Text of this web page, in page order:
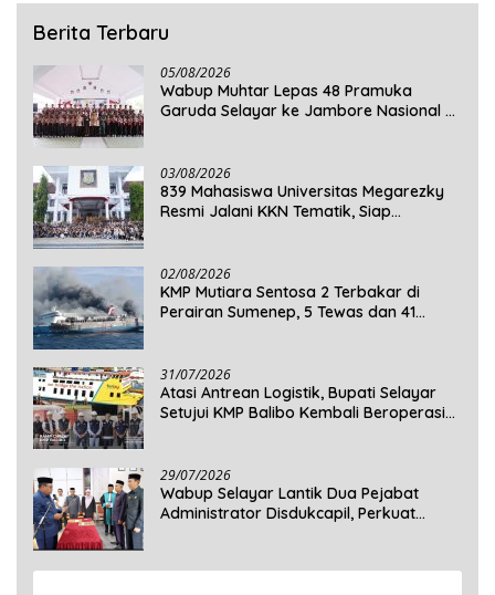
Berita Terbaru
05/08/2026
Wabup Muhtar Lepas 48 Pramuka
Garuda Selayar ke Jambore Nasional XII
03/08/2026
839 Mahasiswa Universitas Megarezky
Resmi Jalani KKN Tematik, Siap
02/08/2026
KMP Mutiara Sentosa 2 Terbakar di
Perairan Sumenep, 5 Tewas dan 41
31/07/2026
Atasi Antrean Logistik, Bupati Selayar
Setujui KMP Balibo Kembali Beroperasi
29/07/2026
Wabup Selayar Lantik Dua Pejabat
Administrator Disdukcapil, Perkuat